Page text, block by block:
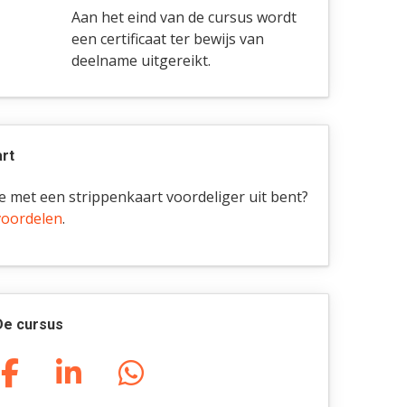
Aan het eind van de cursus wordt
een certificaat ter bewijs van
deelname uitgereikt.
met een strippenkaart voordeliger uit bent?
.
cursus